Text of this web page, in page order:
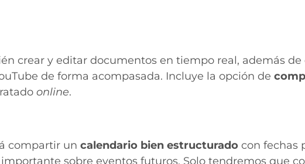
crear y editar documentos en tiempo real, además
de forma acompasada. Incluye la opción de
online.
compartir un calendario bien estructurado con fechas
sobre eventos futuros. Solo tendremos que